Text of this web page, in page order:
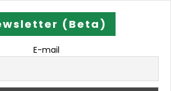
(Beta)
E-mail